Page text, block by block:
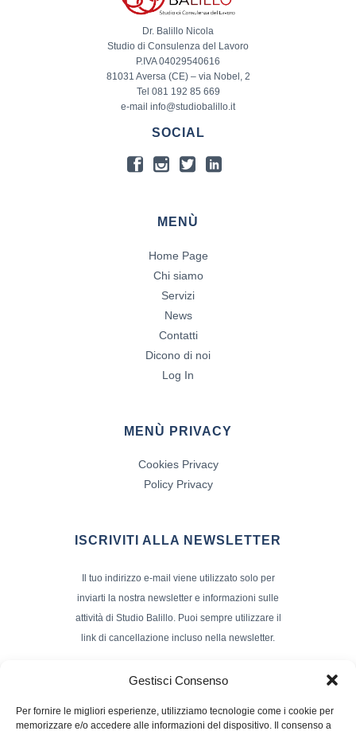
Gestisci Consenso
Per fornire le migliori esperienze, utilizziamo tecnologie come i cookie per
memorizzare e/o accedere alle informazioni del dispositivo. Il consenso a
Dr. Balillo Nicola
Studio di Consulenza del Lavoro
P.IVA 04029540616
81031 Aversa (CE) – via Nobel, 2
Tel 081 192 85 669
e-mail info@studiobalillo.it
SOCIAL
MENÙ
Home Page
Chi siamo
Servizi
News
Contatti
Dicono di noi
Log In
MENÙ PRIVACY
Cookies Privacy
Policy Privacy
ISCRIVITI ALLA NEWSLETTER
Il tuo indirizzo e-mail viene utilizzato solo per
inviarti la nostra newsletter e informazioni sulle
attività di Studio Balillo. Puoi sempre utilizzare il
link di cancellazione incluso nella newsletter.
Nome e Cognome